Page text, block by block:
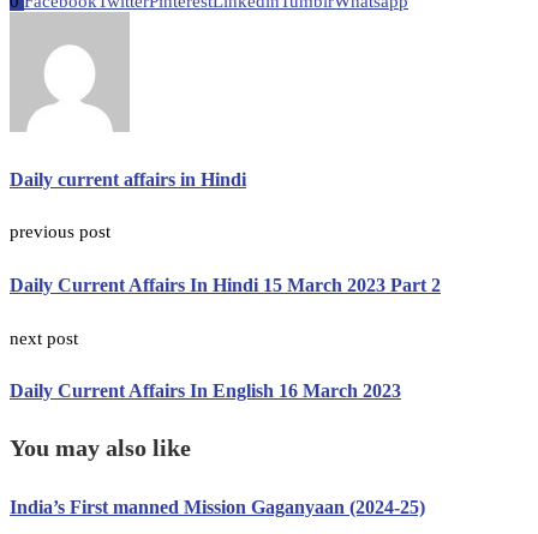
Daily current affairs in Hindi
previous post
Daily Current Affairs In Hindi 15 March 2023 Part 2
next post
Daily Current Affairs In English 16 March 2023
You may also like
India’s First manned Mission Gaganyaan (2024-25)